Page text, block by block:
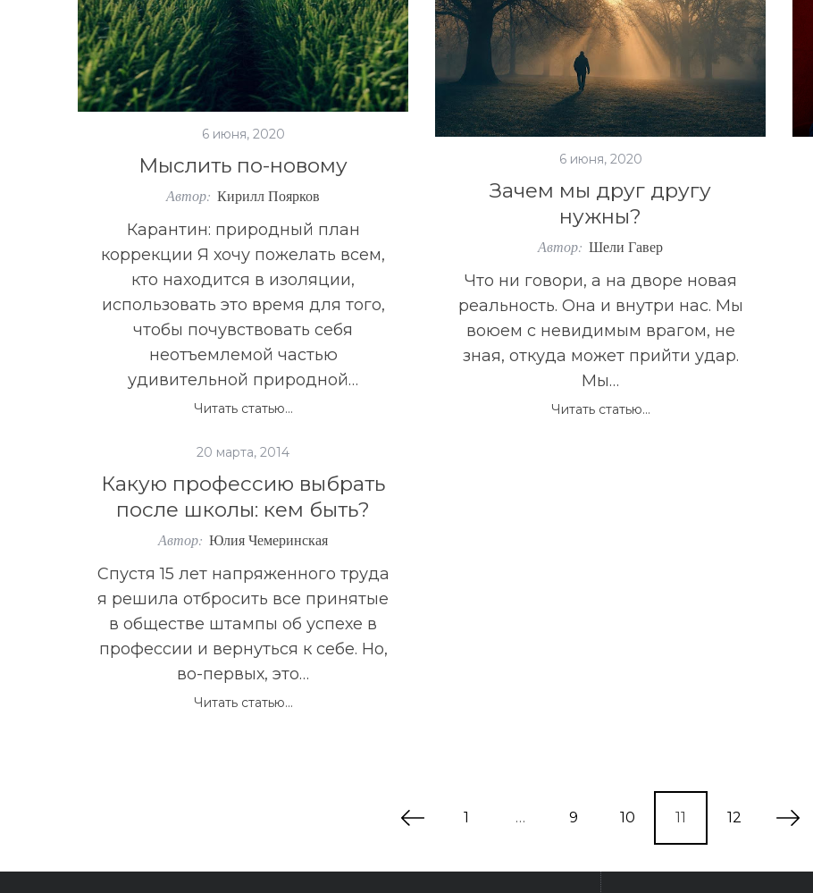
6 июня, 2020
Мыслить по-новому
Автор: Кирилл Поярков
Карантин: природный план
коррекции Я хочу пожелать всем,
кто находится в изоляции,
использовать это время для того,
чтобы почувствовать себя
неотъемлемой частью
удивительной природной…
Читать статью...
6 июня, 2020
Зачем мы друг другу
нужны?
Автор: Шели Гавер
Что ни говори, а на дворе новая
реальность. Она и внутри нас. Мы
воюем с невидимым врагом, не
зная, откуда может прийти удар.
Мы…
Читать статью...
20 марта, 2014
Какую профессию выбрать
после школы: кем быть?
Автор: Юлия Чемеринская
Спустя 15 лет напряженного труда
я решила отбросить все принятые
в обществе штампы об успехе в
профессии и вернуться к себе. Но,
во-первых, это…
Читать статью...
и
1 … 9 10 11 12